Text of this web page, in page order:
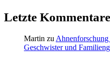
Letzte Kommentare
Martin zu
Geschwister und